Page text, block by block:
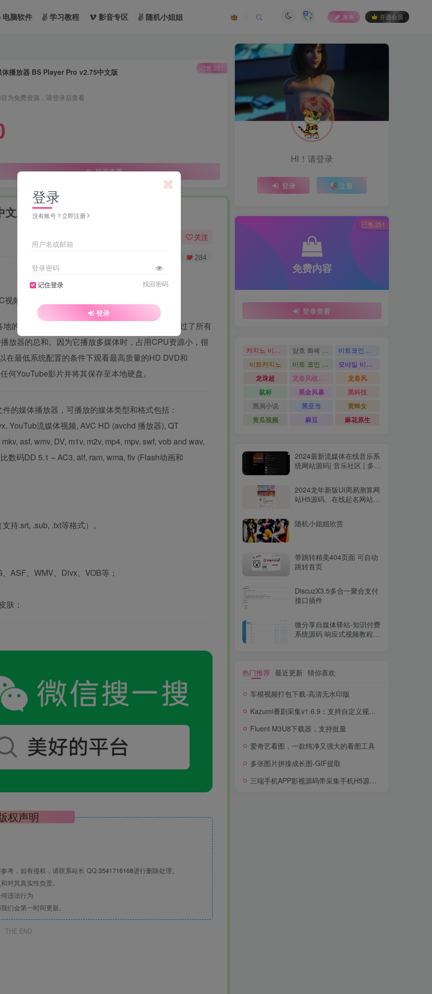
电脑软件 学习教程 影音专区 随机小姐姐 发布 开通会员
体播放器 BS Player Pro v2.75中文版
为免费资源，请登录后查看
登录查看
已售 251
版
关注
284
频, 电影, 音频, DVD, YouTube) 全球通用
的7000多万多媒体用户。我们的免费下载版本超过了所有
放器的总和。因为它播放多媒体时，占用CPU资源小，很
在最低系统配置的条件下观看最高质量的HD DVD和
YouTube影片并将其保存至本地硬盘。
的媒体播放器，可播放的媒体类型和格式包括：
YouTub流媒体视频, AVC HD (avchd 播放器), QT
asf, wmv, DV, m1v, m2v, mp4, mpv, swf, vob and wav,
数码DD 5.1 – AC3, aif, ram, wma, flv (Flash动画和
持.srt, .sub, .txt等格式）。
ASF、WMV、Divx、VOB等；
肤；
权声明
考，如有侵权，请联系站长 QQ:3541716168进行删除处理。
对其真实性负责。
违法行为
们会第一时间更新。
THE END
HI！请登录
登录 注册
免费内容
登录查看
已售 251
카지노 비트코인 암호 화폐 카지노
비트코인카지노
비트카지노
비트 코인 온라인 카지노
모바일 비트 코인 카지노
龙珠超
龙卷风收音机
龙卷风
鼠标
黑金风暴
黑科技
黑洞小说
黑亚当
黄蜂女
黄瓜视频
麻豆 麻花原生
2024最新流媒体在线音乐系
统网站源码| 音乐社区 | 多语
2024龙年新版UI周易测算网
站H5源码、在线起名网站源
随机小姐姐欣赏
带跳转精美404页面 可自动
跳转首页
DiscuzX3.5多合一聚合支付
接口插件
微分享自媒体驿站-知识付费
系统源码 响应式视频教程知
热门推荐 最近更新 猜你喜欢
车模视频打包下载-高清无水印版
Kazumi番剧采集v1.6.9：支持自定义规则+在线观看+弹幕，跨平台下载
Fluent M3U8下载器，支持批量
爱奇艺看图，一款纯净又强大的看图工具
多张图片拼接成长图-GIF提取
三端手机APP影视源码带采集手机H5源码带VIP卡密功能
登录
没有账号？立即注册
用户名或邮箱
登录密码
记住登录 找回密码
登录